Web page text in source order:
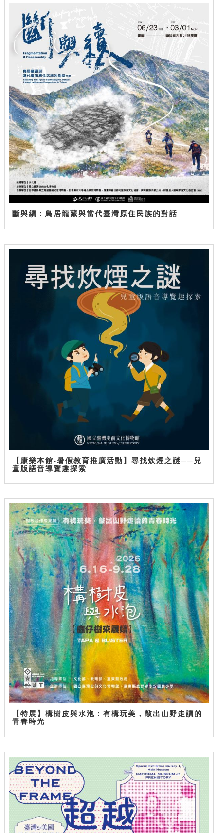
斷與續：鳥居龍藏與當代臺灣原住民族的對話
【康樂本館-暑假教育推廣活動】尋找炊煙之謎──兒
童版語音導覽趣探索
【特展】構樹皮與水泡：有構玩美，敲出山野走讀的
青春時光